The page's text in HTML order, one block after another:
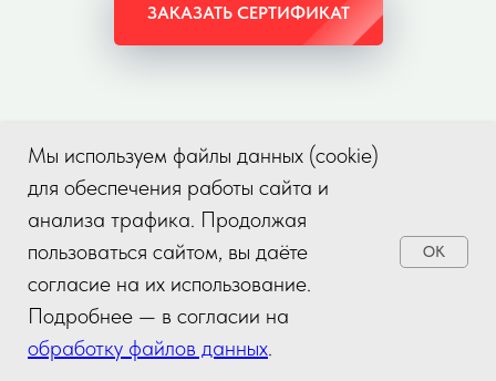
ЗАКАЗАТЬ СЕРТИФИКАТ
Мы используем файлы данных (cookie)
для обеспечения работы сайта и
анализа трафика. Продолжая
пользоваться сайтом, вы даёте
согласие на их использование.
Подробнее — в согласии на
обработку файлов данных.
OK